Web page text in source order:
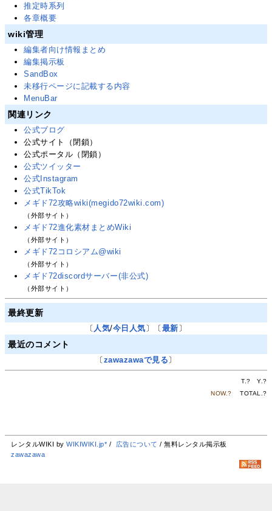
推定時系列
各章概要
wiki管理
編集者向け情報まとめ
編集掲示板
SandBox
未移行ページに記載する内容
MenuBar
関連リンク
公式ブログ
公式サイト（閉鎖）
公式ポータル（閉鎖）
公式ツイッター
公式Instagram
公式TikTok
メギド72攻略wiki(megido72wiki.com)
（外部サイト）
メギド72進化素材まとめWiki
（外部サイト）
メギド72コロシアム@wiki
（外部サイト）
メギド72discordサーバー(非公式)
（外部サイト）
最終更新
〔 人気/今日人気 〕〔 最新 〕
最近のコメント
〔 zawazawaで見る 〕
T.? Y.?
NOW.? TOTAL.?
レンタルWIKI byWIKIWIKI.jp* / 広告について / 無料レンタル掲示板
zawazawa